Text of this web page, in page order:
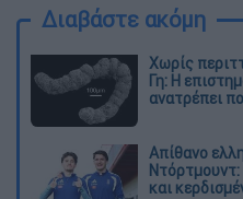
Διαβάστε ακόμη
Χωρίς
Γη: Η
ανατρέπει
Απίθανο
και